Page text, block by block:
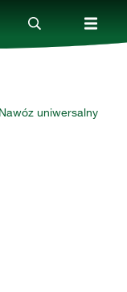
uniwersalny